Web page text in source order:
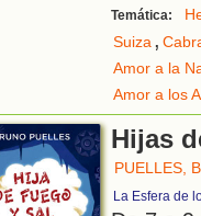
Temática:
Suiza,
Amor a la
Amor a los
Hijas
PUELLES,
La Esfera de